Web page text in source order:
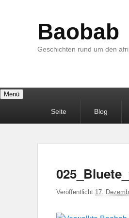
Baobab
Geschichten rund um den
Menü
Seite Blog
Veröffentlicht 17.